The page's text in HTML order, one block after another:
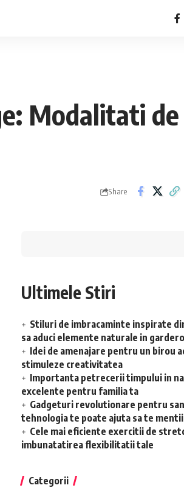
Modalitati de
Share
Ultimele Stiri
Stiluri de imbracaminte inspirate
sa aduci elemente naturale in
Idei de amenajare pentru un birou
stimuleze creativitatea
Importanta petrecerii timpului in
excelente pentru familia ta
Gadgeturi revolutionare pentru
tehnologia te poate ajuta sa te
Cele mai eficiente exercitii de
imbunatatirea flexibilitatii tale
Categorii